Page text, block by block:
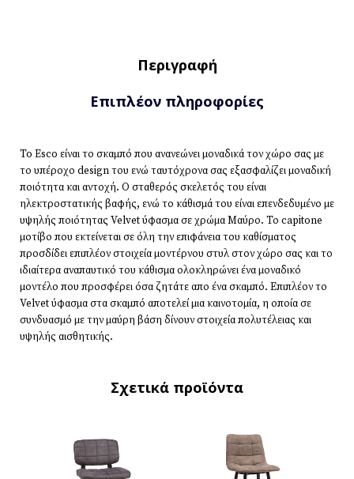
Περιγραφή
Επιπλέον πληροφορίες
To Εsco είναι το σκαμπό που ανανεώνει μοναδικά τον χώρο σας με
το υπέροχο design του ενώ ταυτόχρονα σας εξασφαλίζει μοναδική
ποιότητα και αντοχή. Ο σταθερός σκελετός του είναι
ηλεκτροστατικής βαφής, ενώ το κάθισμά του είναι επενδεδυμένο με
υψηλής ποιότητας Velvet ύφασμα σε χρώμα Μαύρο. Το capitone
μοτίβο που εκτείνεται σε όλη την επιφάνεια του καθίσματος
προσδίδει επιπλέον στοιχεία μοντέρνου στυλ στον χώρο σας και το
ιδιαίτερα αναπαυτικό του κάθισμα ολοκληρώνει ένα μοναδικό
μοντέλο που προσφέρει όσα ζητάτε απο ένα σκαμπό. Επιπλέον το
Velvet ύφασμα στα σκαμπό αποτελεί μια καινοτομία, η οποία σε
συνδυασμό με την μαύρη βάση δίνουν στοιχεία πολυτέλειας και
υψηλής αισθητικής.
Σχετικά προϊόντα